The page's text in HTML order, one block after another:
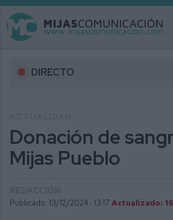
DIRECTO
Donación de
Mijas Pueblo
Publicado: 13/12/2024 · 13:17 Actualizado: